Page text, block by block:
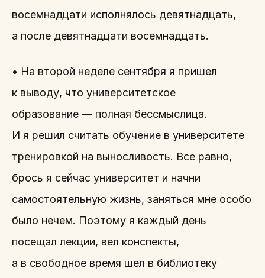
восемнадцати исполнялось девятнадцать,
а после девятнадцати восемнадцать.
• На второй неделе сентября я пришел
к выводу, что университетское
образование — полная бессмыслица.
И я решил считать обучение в университете
тренировкой на выносливость. Все равно,
брось я сейчас университет и начни
самостоятельную жизнь, заняться мне особо
было нечем. Поэтому я каждый день
посещал лекции, вел конспекты,
а в свободное время шел в библиотеку